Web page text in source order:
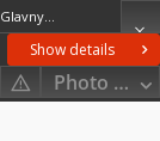
Show details
Photo
Rosja. Armiâ. Glavnyj štab. Litografìâ kartografičeskago zavedenìâ. Wydawca